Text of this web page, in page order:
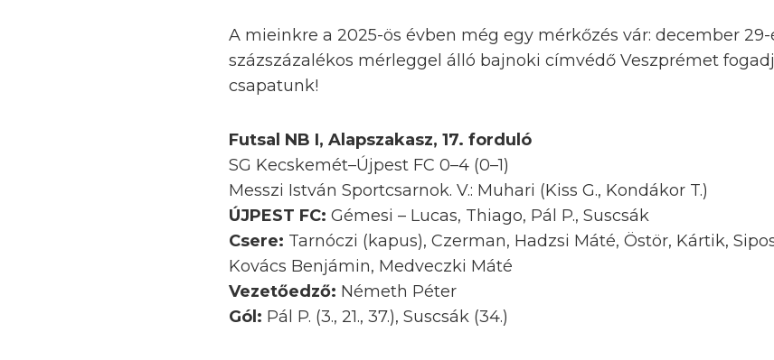
A mieinkre a 2025-ös évben még egy mérkőzés vár: december
százszázalékos mérleggel álló bajnoki címvédő Veszprémet
csapatunk!
Futsal NB I, Alapszakasz, 17. forduló
SG Kecskemét–Újpest FC 0–4 (0–1)
Messzi István Sportcsarnok. V.: Muhari (Kiss G., Kondákor T.)
ÚJPEST FC:Gémesi – Lucas, Thiago, Pál P., Suscsák
Csere: Tarnóczi (kapus), Czerman, Hadzsi Máté, Östör, Kártik,
Kovács Benjámin, Medveczki Máté
Vezetőedző: Németh Péter
Gól: Pál P. (3., 21., 37.), Suscsák (34.)